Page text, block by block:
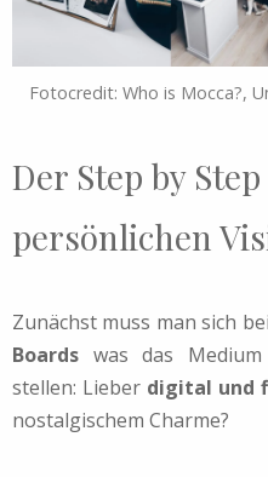
Fotocredit: Who is Mocca?,
Der Step by
persönlichen
Zunächst muss man sich
Boards was das
stellen: Lieberdigital und
nostalgischem Charme?